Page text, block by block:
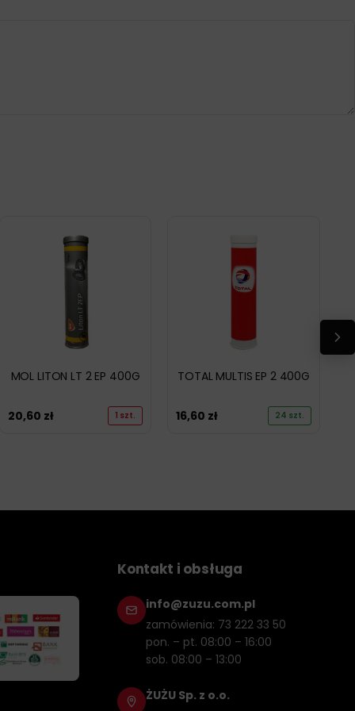
MOL LITON LT 2 EP 400G
20,60 zł 1 szt.
TOTAL MULTIS EP 2 400G
16,60 zł 24 szt.
Kontakt i obsługa
info@zuzu.com.pl
zamówienia: 73 222 33 50
pon. – pt. 08:00 – 16:00
sob. 08:00 – 13:00
ŻUŻU Sp. z o.o.